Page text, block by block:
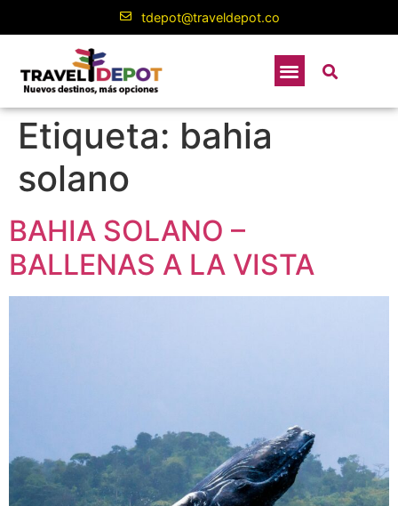
tdepot@traveldepot.co
Etiqueta: bahia
solano
BAHIA SOLANO –
BALLENAS A LA VISTA